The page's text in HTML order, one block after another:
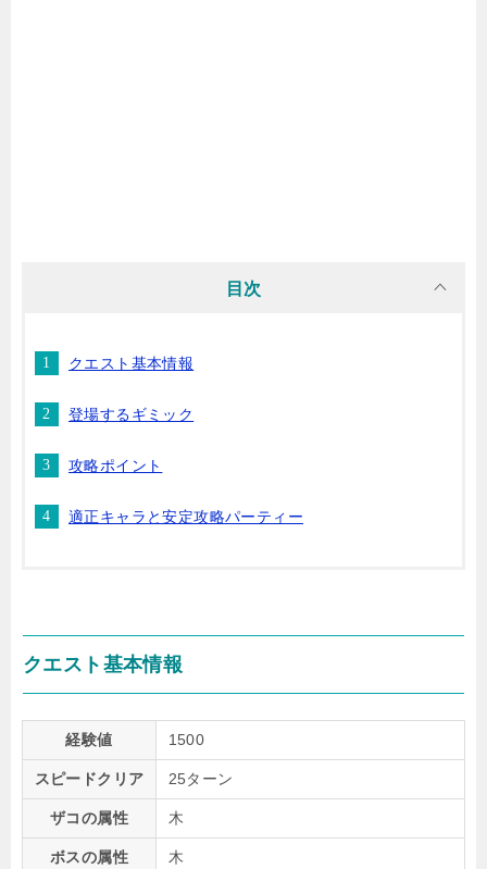
目次
クエスト基本情報
登場するギミック
攻略ポイント
適正キャラと安定攻略パーティー
クエスト基本情報
経験値 1500
スピードクリア 25ターン
ザコの属性 木
ボスの属性 木